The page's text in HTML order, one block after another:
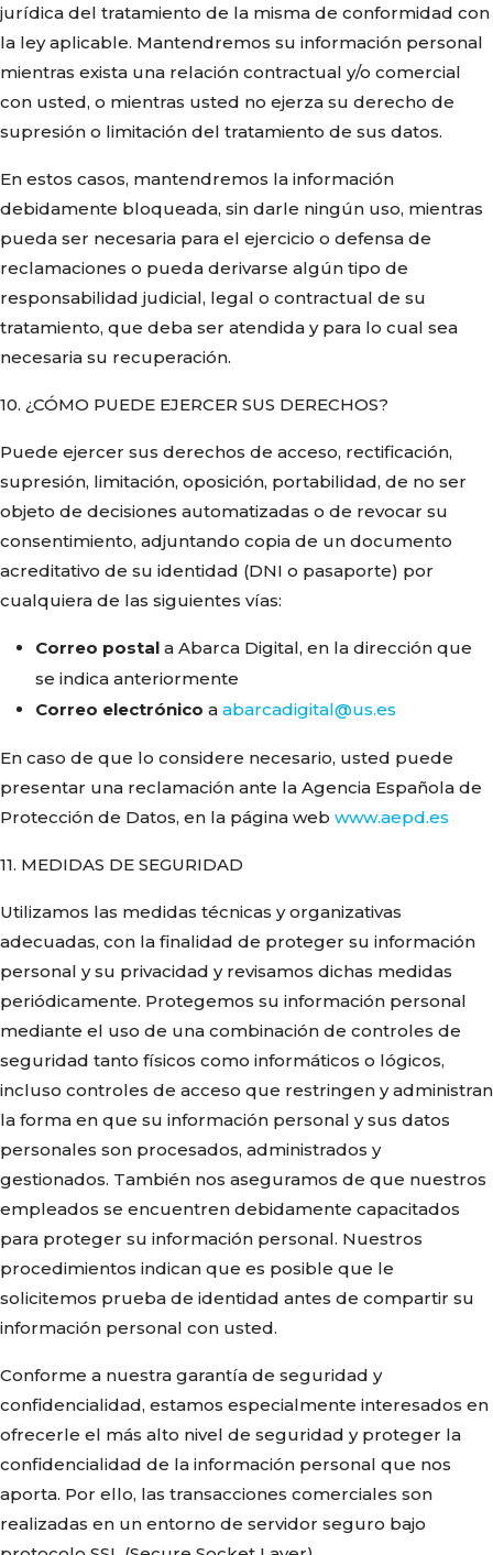
jurídica del tratamiento de la misma de conformidad con
la ley aplicable. Mantendremos su información personal
mientras exista una relación contractual y/o comercial
con usted, o mientras usted no ejerza su derecho de
supresión o limitación del tratamiento de sus datos.
En estos casos, mantendremos la información
debidamente bloqueada, sin darle ningún uso, mientras
pueda ser necesaria para el ejercicio o defensa de
reclamaciones o pueda derivarse algún tipo de
responsabilidad judicial, legal o contractual de su
tratamiento, que deba ser atendida y para lo cual sea
necesaria su recuperación.
10. ¿CÓMO PUEDE EJERCER SUS DERECHOS?
Puede ejercer sus derechos de acceso, rectificación,
supresión, limitación, oposición, portabilidad, de no ser
objeto de decisiones automatizadas o de revocar su
consentimiento, adjuntando copia de un documento
acreditativo de su identidad (DNI o pasaporte) por
cualquiera de las siguientes vías:
Correo postal a Abarca Digital, en la dirección que
se indica anteriormente
Correo electrónico a abarcadigital@us.es
En caso de que lo considere necesario, usted puede
presentar una reclamación ante la Agencia Española de
Protección de Datos, en la página web www.aepd.es
11. MEDIDAS DE SEGURIDAD
Utilizamos las medidas técnicas y organizativas
adecuadas, con la finalidad de proteger su información
personal y su privacidad y revisamos dichas medidas
periódicamente. Protegemos su información personal
mediante el uso de una combinación de controles de
seguridad tanto físicos como informáticos o lógicos,
incluso controles de acceso que restringen y administran
la forma en que su información personal y sus datos
personales son procesados, administrados y
gestionados. También nos aseguramos de que nuestros
empleados se encuentren debidamente capacitados
para proteger su información personal. Nuestros
procedimientos indican que es posible que le
solicitemos prueba de identidad antes de compartir su
información personal con usted.
Conforme a nuestra garantía de seguridad y
confidencialidad, estamos especialmente interesados en
ofrecerle el más alto nivel de seguridad y proteger la
confidencialidad de la información personal que nos
aporta. Por ello, las transacciones comerciales son
realizadas en un entorno de servidor seguro bajo